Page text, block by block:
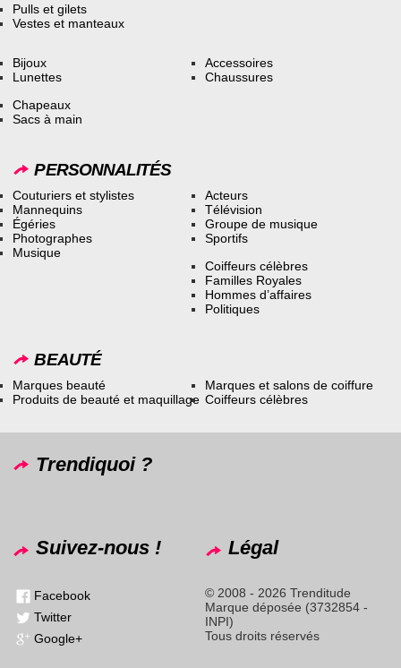
Pulls et gilets
Vestes et manteaux
Bijoux
Lunettes
Accessoires
Chaussures
Chapeaux
Sacs à main
PERSONNALITÉS
Couturiers et stylistes
Mannequins
Égéries
Photographes
Musique
Acteurs
Télévision
Groupe de musique
Sportifs
Coiffeurs célèbres
Familles Royales
Hommes d’affaires
Politiques
BEAUTÉ
Marques beauté
Produits de beauté et maquillage
Marques et salons de coiffure
Coiffeurs célèbres
Trendiquoi ?
Suivez-nous !
Facebook
Twitter
Google+
Légal
© 2008 - 2026 Trenditude
Marque déposée (3732854 -
INPI)
Tous droits réservés